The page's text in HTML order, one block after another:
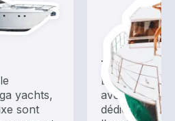
yachts,
sont
Tours
Explorez les
avec une
dédiée au